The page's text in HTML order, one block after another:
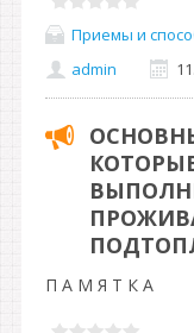
Приемы и
admin
П А М Я Т К А